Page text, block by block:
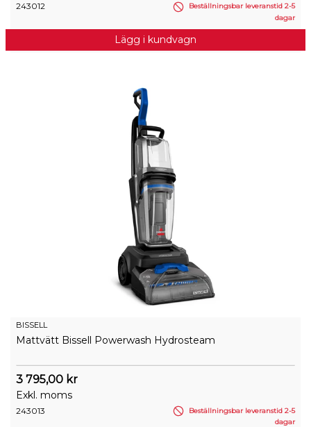
243012
Beställningsbar leveranstid 2-5
dagar
Lägg i kundvagn
BISSELL
Mattvätt Bissell Powerwash Hydrosteam
3 795,00 kr
Exkl. moms
243013
Beställningsbar leveranstid 2-5
dagar